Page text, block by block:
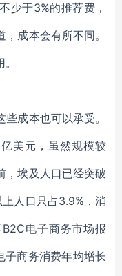
少于3%的推荐费，
成本会有所不同。
成本也可以承受。
美元，虽然规模较
，埃及人口已经突破
人口只占3.9%，消
电子商务市场报
商务消费年均增长